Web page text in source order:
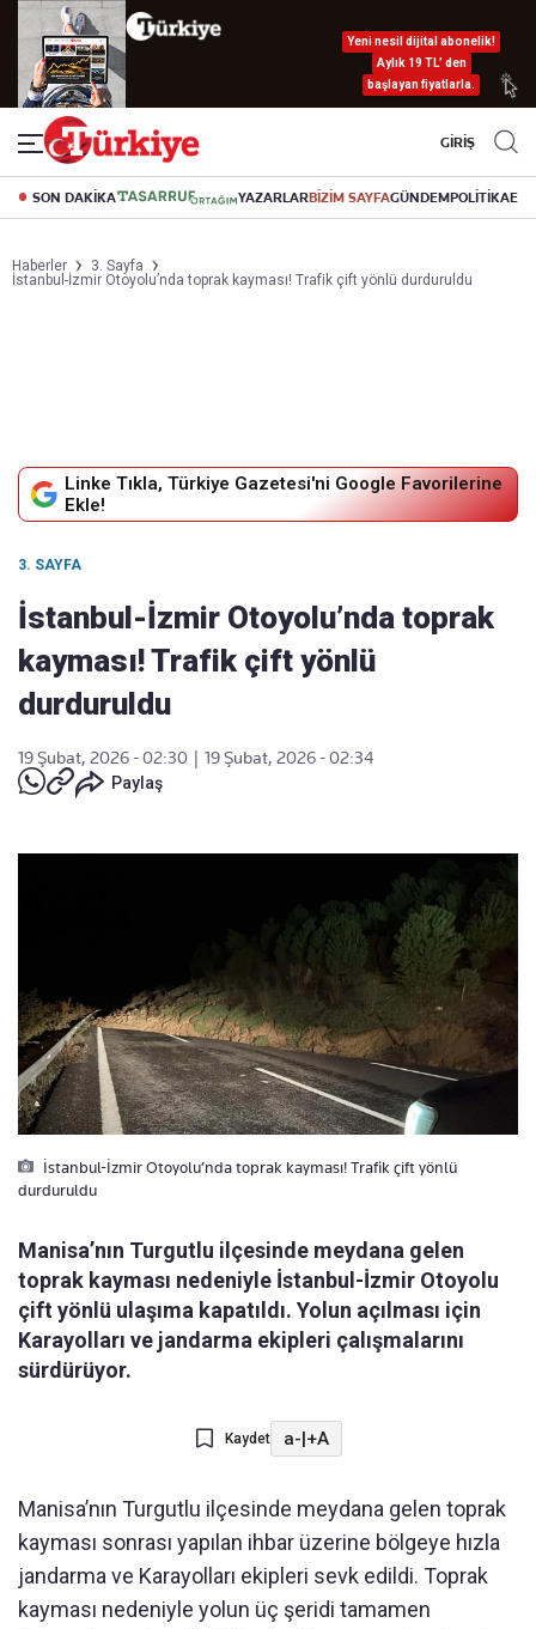
Yeni nesil dijital abonelik!
Aylık 19 TL’ den
başlayan fiyatlarla.
GİRİŞ
SON DAKİKA YAZARLARBİZİM SAYFAGÜNDEMPOLİTİKA
Haberler
3. Sayfa
İstanbul-İzmir Otoyolu’nda toprak kayması! Trafik çift yönlü durduruldu
Linke Tıkla, Türkiye Gazetesi'ni Google Favorilerine
Ekle!
3. SAYFA
İstanbul-İzmir Otoyolu’nda toprak
kayması! Trafik çift yönlü
durduruldu
19 Şubat, 2026 - 02:30
19 Şubat, 2026 - 02:34
Paylaş
İstanbul-İzmir Otoyolu’nda toprak kayması! Trafik çift yönlü
durduruldu
Manisa’nın Turgutlu ilçesinde meydana gelen
toprak kayması nedeniyle İstanbul-İzmir Otoyolu
çift yönlü ulaşıma kapatıldı. Yolun açılması için
Karayolları ve jandarma ekipleri çalışmalarını
sürdürüyor.
Kaydet a-|+A
Manisa’nın Turgutlu ilçesinde meydana gelen toprak
kayması sonrası yapılan ihbar üzerine bölgeye hızla
jandarma ve Karayolları ekipleri sevk edildi. Toprak
kayması nedeniyle yolun üç şeridi tamamen